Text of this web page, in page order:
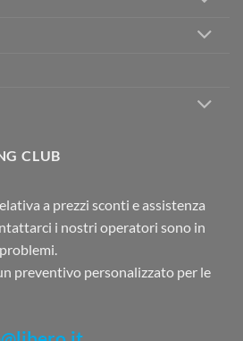
CLUB
a prezzi sconti e assistenza
i nostri operatori sono in
preventivo personalizzato per le